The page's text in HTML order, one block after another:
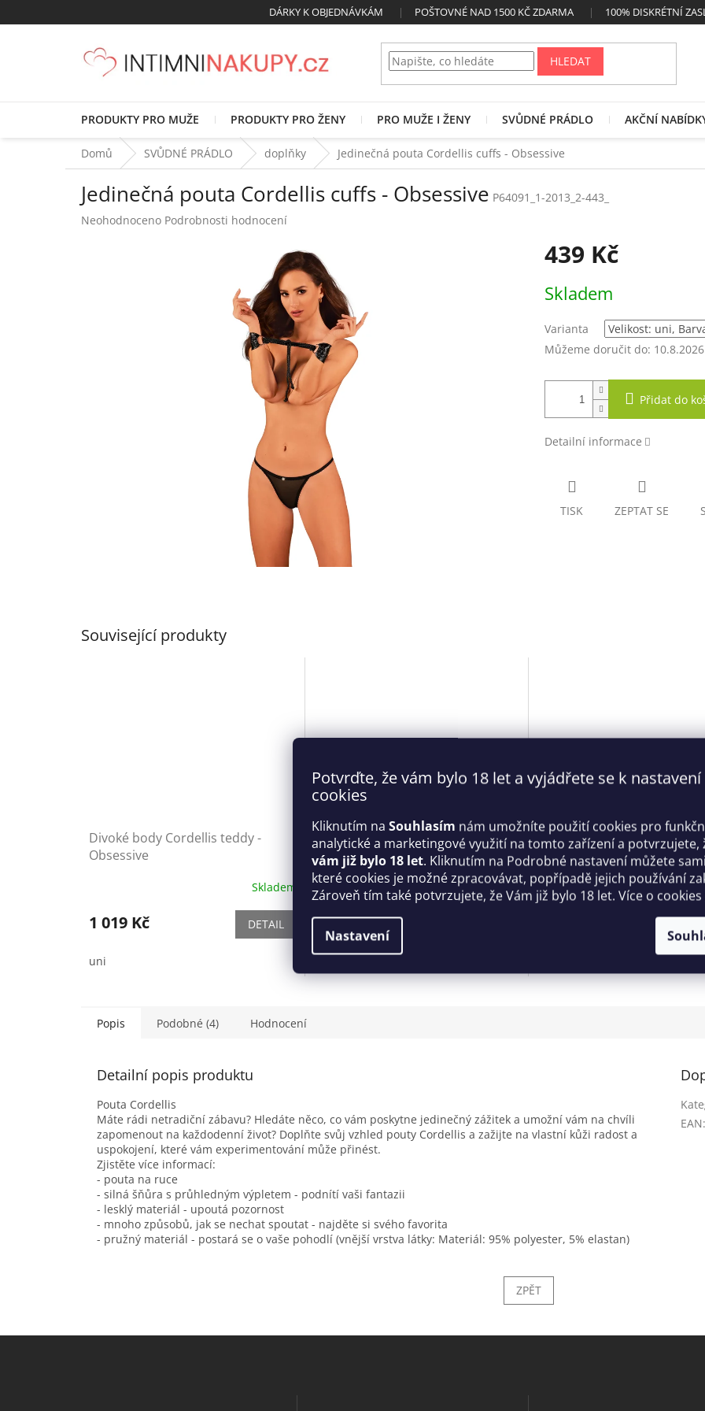
Potvrďte, že vám bylo 18 let a vyjádřete se k nastavení
cookies
Kliknutím na Souhlasím nám umožníte použití cookies pro
analytické a marketingové využití na tomto zařízení a potvrzujete,
vám již bylo 18 let. Kliknutím na Podrobné nastavení můžete
které cookies je možné zpracovávat, popřípadě jejich používání
Zároveň tím také potvrzujete, že Vám již bylo 18 let. Více o cookies
Nastavení
na
DÁRKY K OBJEDNÁVKÁM POŠTOVNÉ NAD 1500 KČ ZDARMA 100% DISKRÉTNÍ
HLEDAT
PRODUKTY PRO MUŽE PRODUKTY PRO ŽENY PRO MUŽE I ŽENY SVŮDNÉ PRÁDLO AKČNÍ
Domů SVŮDNÉ PRÁDLO doplňky Jedinečná pouta Cordellis cuffs - Obsessive
Jedinečná pouta Cordellis cuffs - Obsessive P64091_1-2013_2-443_
Průměrné
Neohodnoceno Podrobnosti hodnocení
439 Kč
cena:
Skladem
Varianta
Můžeme doručit do: 10.8.2026
Přidat do
Detailní informace
TISK ZEPTAT SE
Související produkty
Divoké body Cordellis teddy -
Obsessive
Skladem
1 019 Kč DETAIL
uni
Svůdný set Cordellis set -
Obsessive
Skladem
989 Kč
Pikantní set otevřený
cupless set - Obsessive
Popis Podobné (4) Hodnocení
Detailní popis produktu
Pouta Cordellis
Máte rádi netradiční zábavu? Hledáte něco, co vám poskytne jedinečný zážitek a umožní vám na chvíli
zapomenout na každodenní život? Doplňte svůj vzhled pouty Cordellis a zažijte na vlastní kůži radost a
uspokojení, které vám experimentování může přinést.
Zjistěte více informací:
- pouta na ruce
- silná šňůra s průhledným výpletem - podnítí vaši fantazii
- lesklý materiál - upoutá pozornost
- mnoho způsobů, jak se nechat spoutat - najděte si svého favorita
- pružný materiál - postará se o vaše pohodlí (vnější vrstva látky: Materiál: 95% polyester, 5% elastan)
EAN:
ZPĚT
Z